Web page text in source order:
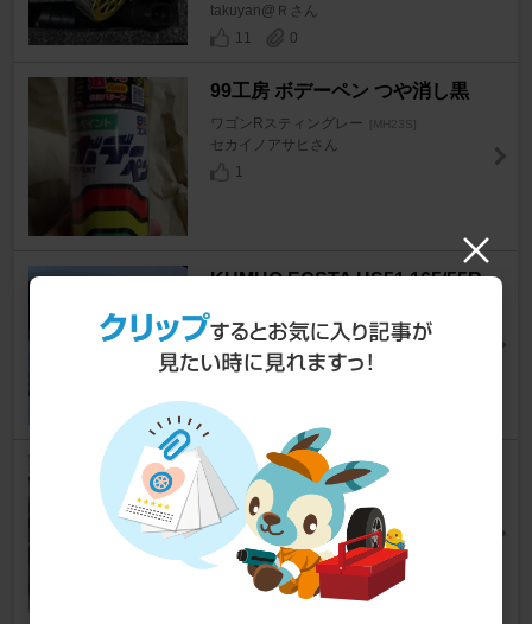
takuyan@Ｒさん
11
0
99工房 ボデーペン つや消し黒
ワゴンRスティングレー [MH23S]
セカイノアサヒさん
1
KUMHO ECSTA HS51 165/55R
ワゴンRスティングレー [MH23S]
takuyan@Ｒさん
Monotaro コンパクトホーン
ワゴンRスティングレー
ビネガーライスさん
12